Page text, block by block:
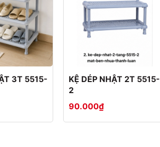
3T 5515-
KỆ DÉP NHẬT 2T 5515-
2
90.000₫